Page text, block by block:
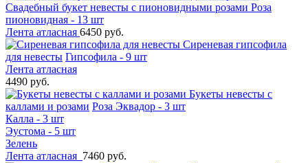
Свадебный букет невесты с пионовидными розами Роза
пионовидная - 13 шт
Лента атласная 6450 руб.
Сиреневая гипсофила
для невесты Гипсофила - 9 шт
Лента атласная
4490 руб.
Букеты невесты с
каллами и розами Роза Эквадор - 3 шт
Калла - 3 шт
Эустома - 5 шт
Зелень
Лента атласная 7460 руб.